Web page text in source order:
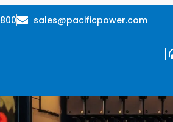
sales@pacificpower.com